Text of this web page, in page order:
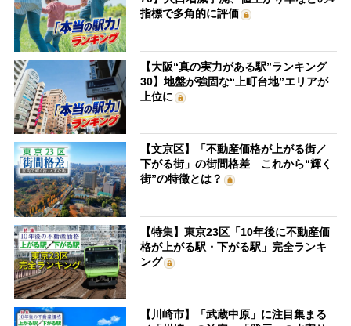
指標で多角的に評価
【大阪“真の実力がある駅”ランキング
30】地盤が強固な“上町台地”エリアが
上位に
【文京区】「不動産価格が上がる街／
下がる街」の街間格差 これから“輝く
街”の特徴とは？
【特集】東京23区「10年後に不動産価
格が上がる駅・下がる駅」完全ランキ
ング
【川崎市】「武蔵中原」に注目集まる